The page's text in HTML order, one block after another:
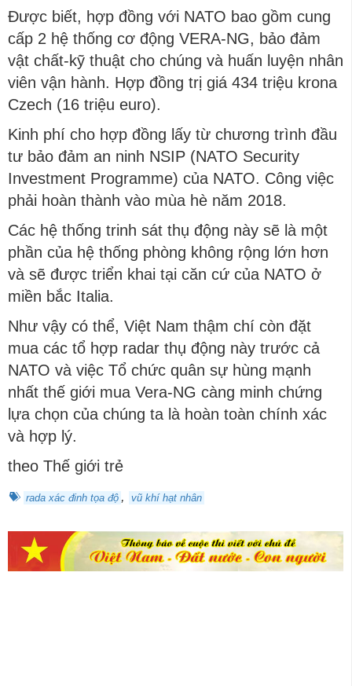
Được biết, hợp đồng với NATO bao gồm cung
cấp 2 hệ thống cơ động VERA-NG, bảo đảm
vật chất-kỹ thuật cho chúng và huấn luyện nhân
viên vận hành. Hợp đồng trị giá 434 triệu krona
Czech (16 triệu euro).
Kinh phí cho hợp đồng lấy từ chương trình đầu
tư bảo đảm an ninh NSIP (NATO Security
Investment Programme) của NATO. Công việc
phải hoàn thành vào mùa hè năm 2018.
Các hệ thống trinh sát thụ động này sẽ là một
phần của hệ thống phòng không rộng lớn hơn
và sẽ được triển khai tại căn cứ của NATO ở
miền bắc Italia.
Như vậy có thể, Việt Nam thậm chí còn đặt
mua các tổ hợp radar thụ động này trước cả
NATO và việc Tổ chức quân sự hùng mạnh
nhất thế giới mua Vera-NG càng minh chứng
lựa chọn của chúng ta là hoàn toàn chính xác
và hợp lý.
theo Thế giới trẻ
rada xác đinh tọa độ , vũ khí hạt nhân